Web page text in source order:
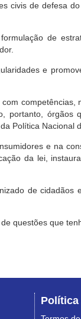
civis de defesa
de
e
competências,
portanto, órgãos
Política Nacional
e na
da lei,
de cidadãos
questões que
Política